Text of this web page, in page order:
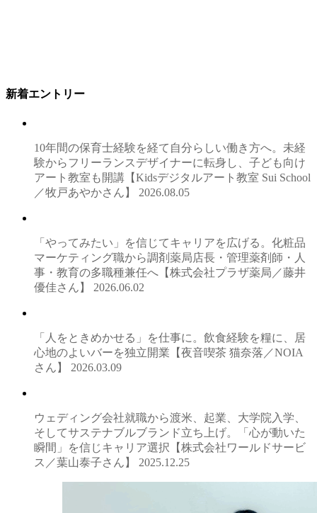
新着エントリー
10年間の保育士経験を経て自分らしい働き方へ。未経
験からフリーランスデザイナーに転身し、子ども向け
アート教室も開講【Kidsデジタルアート教室 Sui School
／牧戸あやかさん】 2026.08.05
「やってみたい」を信じてキャリアを広げる。化粧品
マーケティング職から調剤薬局店長・管理薬剤師・人
事・教育の多職種兼任へ【株式会社プラザ薬局／藤井
優佳さん】 2026.06.02
「人をときめかせる」を仕事に。飲食経験を糧に、居
心地のよいバーを独立開業【夜音喫茶 猫奈落／NOIA
さん】 2026.03.09
ウェディング会社就職から渡米、起業、大学院入学、
そしてサステナブルブランド立ち上げ。「心が動いた
瞬間」を信じキャリア選択【株式会社ワールドサービ
ス／葉山泰子さん】 2025.12.25